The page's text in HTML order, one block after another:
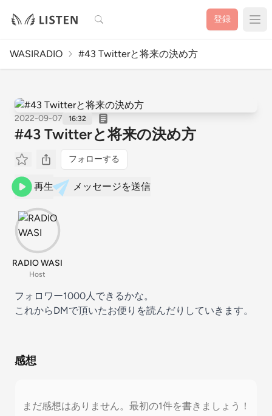
検索 登録
WASIRADIO #43 Twitterと将来の決め方
2022-09-07 16:32
#43 Twitterと将来の決め方
フォローする
再生 メッセージを送信
RADIO WASI
Host
フォロワー1000人できるかな。
これからDMで頂いたお便りを読んだりしていきます。
感想
まだ感想はありません。最初の1件を書きましょう！